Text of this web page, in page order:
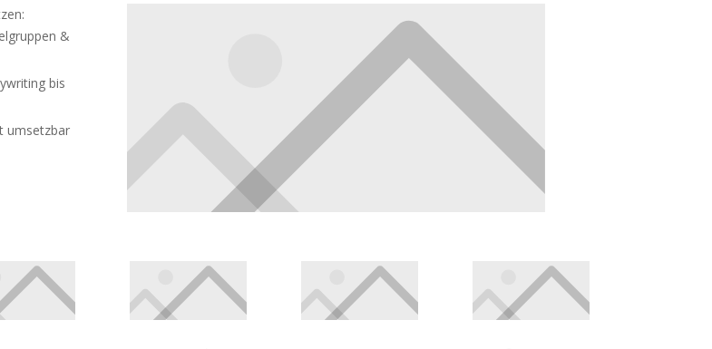
&
bis
umsetzbar